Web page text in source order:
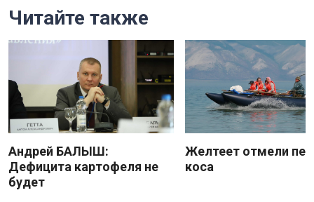
Читайте также
Андрей БАЛЫШ:
Дефицита картофеля не
будет
Желтеет отмели
коса